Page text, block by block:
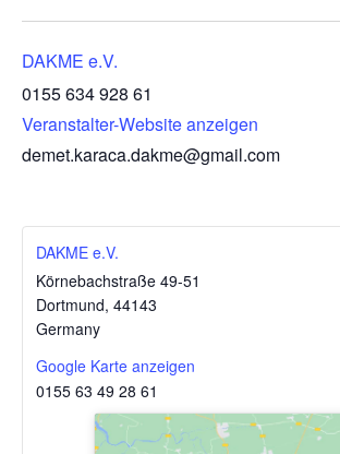
DAKME e.V.
0155 634 928 61
Veranstalter-Website anzeigen
demet.karaca.dakme@gmail.com
DAKME e.V.
Körnebachstraße 49-51
Dortmund, 44143
Germany
Google Karte anzeigen
0155 63 49 28 61